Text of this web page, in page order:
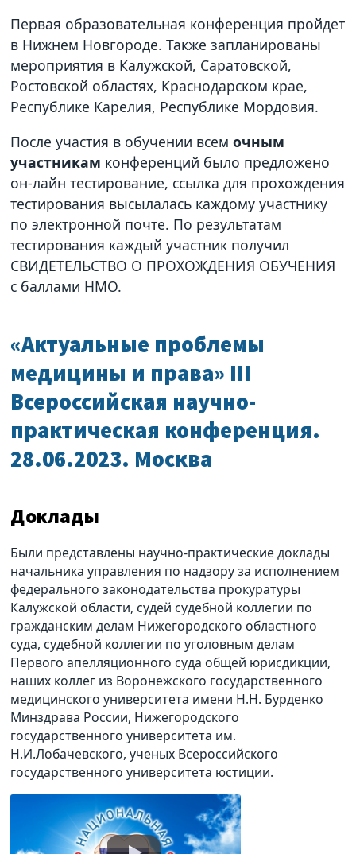
Первая образовательная конференция пройдет
в Нижнем Новгороде. Также запланированы
мероприятия в Калужской, Саратовской,
Ростовской областях, Краснодарском крае,
Республике Карелия, Республике Мордовия.
После участия в обучении всемочным
участникам конференций было предложено
он-лайн тестирование, ссылка для прохождения
тестирования высылалась каждому участнику
по электронной почте. По результатам
тестирования каждый участник получил
СВИДЕТЕЛЬСТВО О ПРОХОЖДЕНИЯ ОБУЧЕНИЯ
с баллами НМО.
«Актуальные проблемы
медицины и права» III
Всероссийская научно-
практическая конференция.
28.06.2023. Москва
Доклады
Были представлены научно-практические доклады
начальника управления по надзору за исполнением
федерального законодательства прокуратуры
Калужской области, судей судебной коллегии по
гражданским делам Нижегородского областного
суда, судебной коллегии по уголовным делам
Первого апелляционного суда общей юрисдикции,
наших коллег из Воронежского государственного
медицинского университета имени Н.Н. Бурденко
Минздрава России, Нижегородского
государственного университета им.
Н.И.Лобачевского, ученых Всероссийского
государственного университета юстиции.